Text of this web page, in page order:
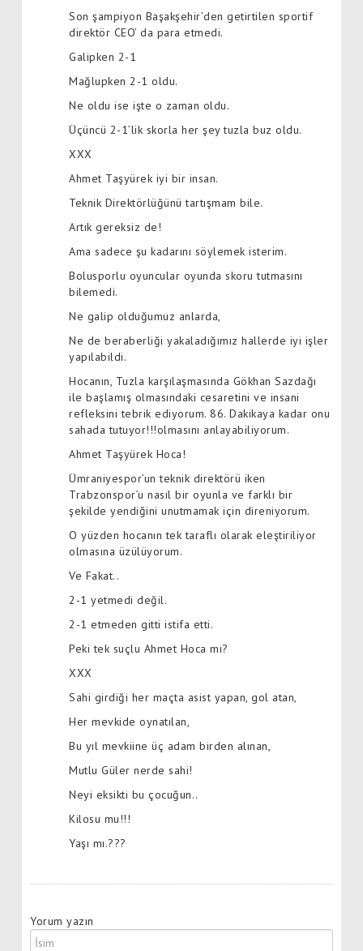
Son şampiyon Başakşehir’den getirtilen sportif
direktör CEO’ da para etmedi.
Galipken 2-1
Mağlupken 2-1 oldu.
Ne oldu ise işte o zaman oldu.
Üçüncü 2-1’lik skorla her şey tuzla buz oldu.
XXX
Ahmet Taşyürek iyi bir insan.
Teknik Direktörlüğünü tartışmam bile.
Artık gereksiz de!
Ama sadece şu kadarını söylemek isterim.
Bolusporlu oyuncular oyunda skoru tutmasını
bilemedi.
Ne galip olduğumuz anlarda,
Ne de beraberliği yakaladığımız hallerde iyi işler
yapılabildi.
Hocanın, Tuzla karşılaşmasında Gökhan Sazdağı
ile başlamış olmasındaki cesaretini ve insani
refleksini tebrik ediyorum. 86. Dakikaya kadar onu
sahada tutuyor!!!olmasını anlayabiliyorum.
Ahmet Taşyürek Hoca!
Ümraniyespor’un teknik direktörü iken
Trabzonspor’u nasıl bir oyunla ve farklı bir
şekilde yendiğini unutmamak için direniyorum.
O yüzden hocanın tek taraflı olarak eleştiriliyor
olmasına üzülüyorum.
Ve Fakat..
2-1 yetmedi değil.
2-1 etmeden gitti istifa etti.
Peki tek suçlu Ahmet Hoca mı?
XXX
Sahi girdiği her maçta asist yapan, gol atan,
Her mevkide oynatılan,
Bu yıl mevkiine üç adam birden alınan,
Mutlu Güler nerde sahi!
Neyi eksikti bu çocuğun..
Kilosu mu!!!
Yaşı mı.???
Yorum yazın